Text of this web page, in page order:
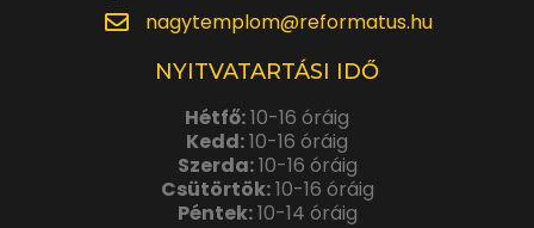
nagytemplom@reformatus.hu
NYITVATARTÁSI IDŐ
Hétfő:10-16 óráig
Kedd:10-16 óráig
Szerda:10-16 óráig
Csütörtök:10-16 óráig
Péntek:10-14 óráig